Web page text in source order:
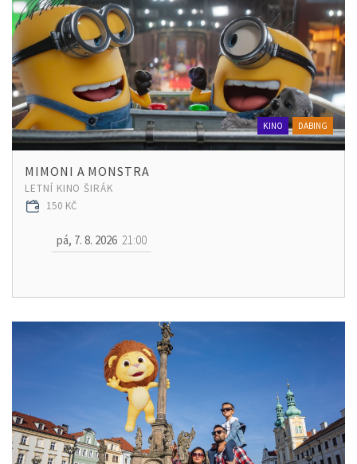
KINO DABING
MIMONI A MONSTRA
LETNÍ KINO ŠIRÁK
150 KČ
pá, 7. 8. 2026 21:00